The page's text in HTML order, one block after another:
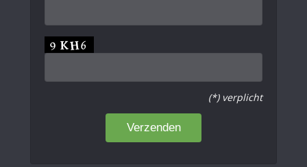
(*) verplicht